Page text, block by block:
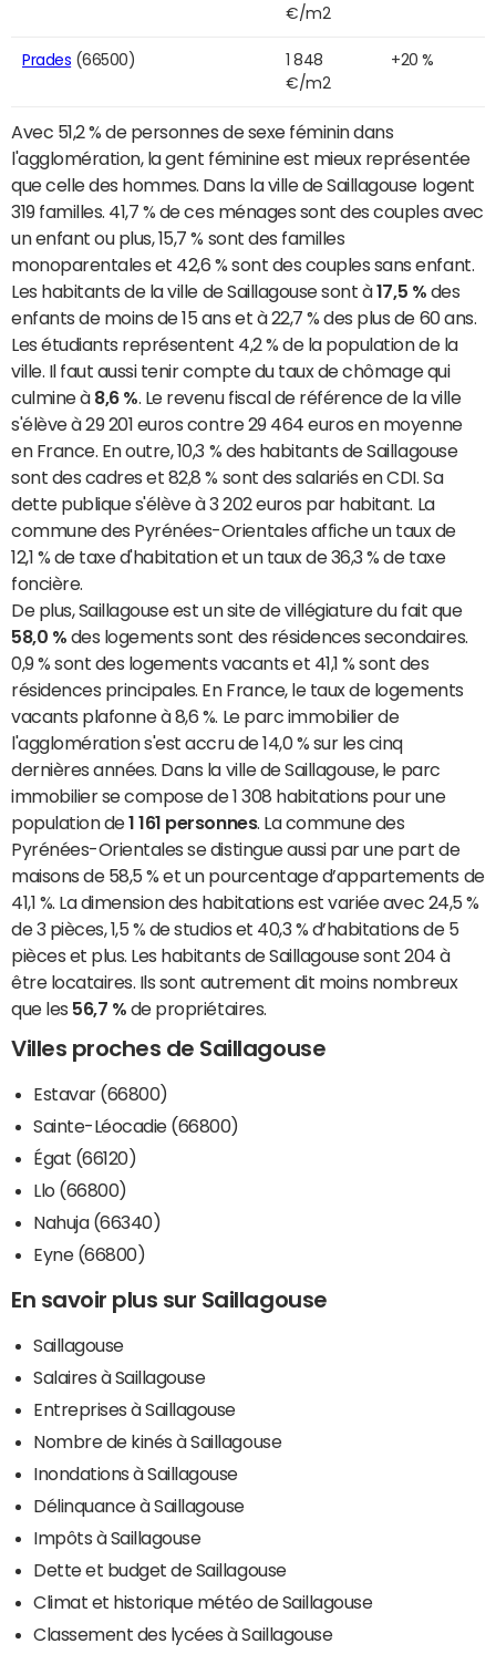
€/m2
Prades (66500)
1 848
€/m2
+20 %
Avec 51,2 % de personnes de sexe féminin dans
l'agglomération, la gent féminine est mieux représentée
que celle des hommes. Dans la ville de Saillagouse logent
319 familles. 41,7 % de ces ménages sont des couples avec
un enfant ou plus, 15,7 % sont des familles
monoparentales et 42,6 % sont des couples sans enfant.
Les habitants de la ville de Saillagouse sont à17,5 % des
enfants de moins de 15 ans et à 22,7 % des plus de 60 ans.
Les étudiants représentent 4,2 % de la population de la
ville. Il faut aussi tenir compte du taux de chômage qui
culmine à 8,6 %. Le revenu fiscal de référence de la ville
s'élève à 29 201 euros contre 29 464 euros en moyenne
en France. En outre, 10,3 % des habitants de Saillagouse
sont des cadres et 82,8 % sont des salariés en CDI. Sa
dette publique s'élève à 3 202 euros par habitant. La
commune des Pyrénées-Orientales affiche un taux de
12,1 % de taxe d'habitation et un taux de 36,3 % de taxe
foncière.
De plus, Saillagouse est un site de villégiature du fait que
58,0 % des logements sont des résidences secondaires.
0,9 % sont des logements vacants et 41,1 % sont des
résidences principales. En France, le taux de logements
vacants plafonne à 8,6 %. Le parc immobilier de
l'agglomération s'est accru de 14,0 % sur les cinq
dernières années. Dans la ville de Saillagouse, le parc
immobilier se compose de 1 308 habitations pour une
population de1 161 personnes. La commune des
Pyrénées-Orientales se distingue aussi par une part de
maisons de 58,5 % et un pourcentage d’appartements de
41,1 %. La dimension des habitations est variée avec 24,5 %
de 3 pièces, 1,5 % de studios et 40,3 % d’habitations de 5
pièces et plus. Les habitants de Saillagouse sont 204 à
être locataires. Ils sont autrement dit moins nombreux
que les 56,7 % de propriétaires.
Villes proches de Saillagouse
Estavar (66800)
Sainte-Léocadie (66800)
Égat (66120)
Llo (66800)
Nahuja (66340)
Eyne (66800)
En savoir plus sur Saillagouse
Saillagouse
Salaires à Saillagouse
Entreprises à Saillagouse
Nombre de kinés à Saillagouse
Inondations à Saillagouse
Délinquance à Saillagouse
Impôts à Saillagouse
Dette et budget de Saillagouse
Climat et historique météo de Saillagouse
Classement des lycées à Saillagouse